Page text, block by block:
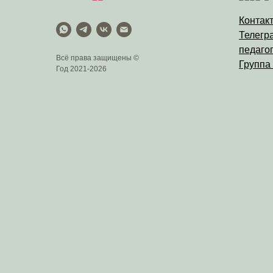
Всё права защищены ©
Год 2021-2026